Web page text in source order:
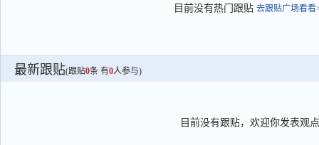
目前没有热门跟贴 去跟贴广场看看
最新跟贴(跟贴0条 有0人参与)
目前没有跟贴，欢迎你发表观点